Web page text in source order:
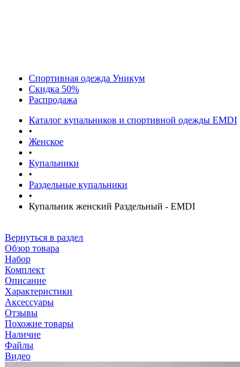
Спортивная одежда Уникум
Скидка 50%
Распродажа
Каталог купальников и спортивной одежды EMDI
•
Женское
•
Купальники
•
Раздельные купальники
•
Купальник женский Раздельный - EMDI
Вернуться в раздел
Обзор товара
Набор
Комплект
Описание
Характеристики
Аксессуары
Отзывы
Похожие товары
Наличие
Файлы
Видео